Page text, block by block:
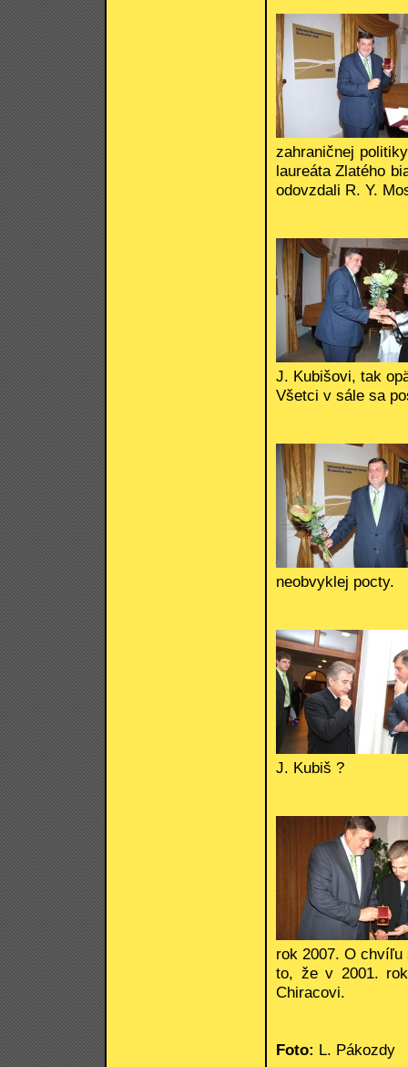
zahraničnej
laureáta Zlatého
odovzdali R. Y.
J. Kubišovi, tak
Všetci v sále sa
neobvyklej pocty.
J. Kubiš ?
rok 2007. O chvíľu
to, že v 2001.
Chiracovi.
Foto: L. Pákozdy